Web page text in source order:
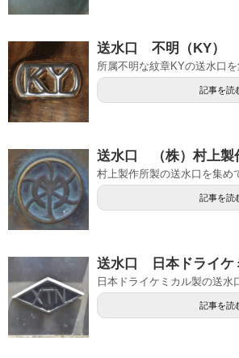
送水口 不明（KY）
所属不明な紋章KYの送水口を
記事を読
送水口 （株）村上製
村上製作所製の送水口を集め
記事を読
送水口 日本ドライケ
日本ドライケミカル製の送水
記事を読